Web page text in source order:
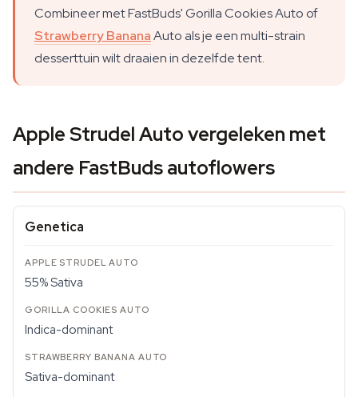
Combineer met FastBuds' Gorilla Cookies Auto of
Strawberry BananaAuto als je een multi-strain
desserttuin wilt draaien in dezelfde tent.
Apple Strudel Auto vergeleken met
andere FastBuds autoflowers
Genetica
55% Sativa
Indica-dominant
Sativa-dominant